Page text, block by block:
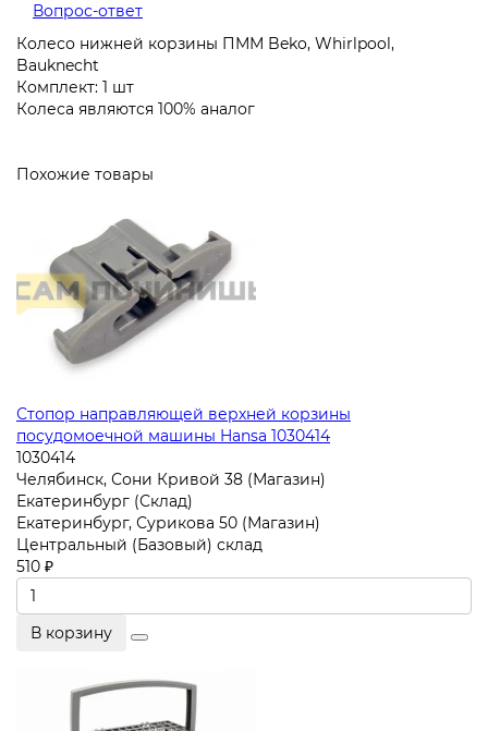
Вопрос-ответ
Колесо нижней корзины ПММ Beko, Whirlpool,
Bauknecht
Комплект: 1 шт
Колеса являются 100% аналог
Похожие товары
Стопор направляющей верхней корзины
посудомоечной машины Hansa 1030414
1030414
Челябинск, Сони Кривой 38 (Магазин)
Екатеринбург (Склад)
Екатеринбург, Сурикова 50 (Магазин)
Центральный (Базовый) склад
510 ₽
В корзину